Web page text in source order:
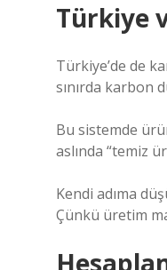
Türkiye
Türkiye’de de
sınırda karbon
Bu sistemde
aslında “temiz
Kendi adıma
Çünkü üretim